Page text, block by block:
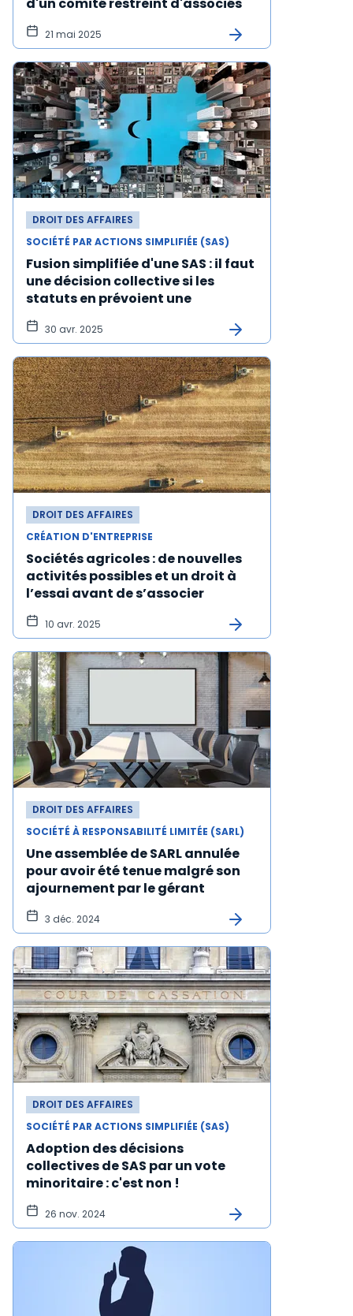
21 mai 2025
DROIT DES AFFAIRES
SOCIÉTÉ PAR ACTIONS SIMPLIFIÉE (SAS)
Fusion simplifiée d'une SAS : il faut
une décision collective si les
statuts en prévoient une
30 avr. 2025
DROIT DES AFFAIRES
CRÉATION D'ENTREPRISE
Sociétés agricoles : de nouvelles
activités possibles et un droit à
l’essai avant de s’associer
10 avr. 2025
DROIT DES AFFAIRES
SOCIÉTÉ À RESPONSABILITÉ LIMITÉE (SARL)
Une assemblée de SARL annulée
pour avoir été tenue malgré son
ajournement par le gérant
3 déc. 2024
DROIT DES AFFAIRES
SOCIÉTÉ PAR ACTIONS SIMPLIFIÉE (SAS)
Adoption des décisions
collectives de SAS par un vote
minoritaire : c'est non !
26 nov. 2024